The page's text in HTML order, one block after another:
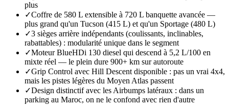
plus
✓Coffre de 580 L extensible à 720 L banquette avancée —
plus grand qu'un Tucson (415 L) et qu'un Sportage (480 L)
✓3 sièges arrière indépendants (coulissants, inclinables,
rabattables) : modularité unique dans le segment
✓Moteur BlueHDi 130 diesel qui descend à 5,2 L/100 en
mixte réel — le plein dure 900+ km sur autoroute
✓Grip Control avec Hill Descent disponible : pas un vrai 4x4,
mais les pistes légères du Moyen Atlas passent
✓Design distinctif avec les Airbumps latéraux : dans un
parking au Maroc, on ne le confond avec rien d'autre